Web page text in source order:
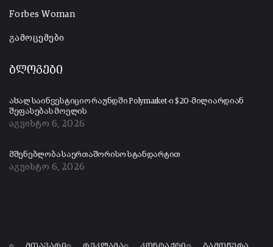
Forbes Woman
გამოცემები
ბლოგები
ახალ საინვესტიციო რაუნდში Polymarket-ი $20-მილიარდიან
შეფასებას მოელის
აგვისტო 6, 2026
მშენებლობა საერთაშორისო სტანდარტით
აგვისტო 6, 2026